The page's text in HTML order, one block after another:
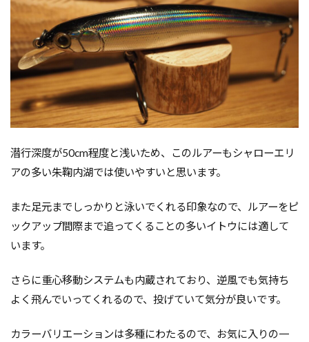
潜行深度が50cm程度と浅いため、このルアーもシャローエリ
アの多い朱鞠内湖では使いやすいと思います。
また足元までしっかりと泳いでくれる印象なので、ルアーをピ
ックアップ間際まで追ってくることの多いイトウには適して
います。
さらに重心移動システムも内蔵されており、逆風でも気持ち
よく飛んでいってくれるので、投げていて気分が良いです。
カラーバリエーションは多種にわたるので、お気に入りの一